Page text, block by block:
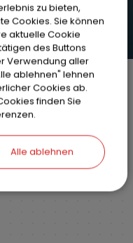
Rathaus
zu bieten,
Cookies. Sie können
aktuelle Cookie
des Buttons
Verwendung aller
ablehnen" lehnen
Cookies ab.
finden Sie
Alle ablehnen